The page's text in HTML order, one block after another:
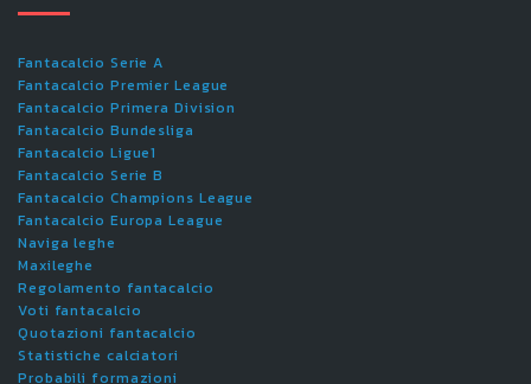
Fantacalcio Serie A
Fantacalcio Premier League
Fantacalcio Primera Division
Fantacalcio Bundesliga
Fantacalcio Ligue1
Fantacalcio Serie B
Fantacalcio Champions League
Fantacalcio Europa League
Naviga leghe
Maxileghe
Regolamento fantacalcio
Voti fantacalcio
Quotazioni fantacalcio
Statistiche calciatori
Probabili formazioni